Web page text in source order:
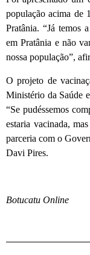
população acima de
Pratânia. “Já temos
em Pratânia e não
nossa população”,
O projeto de
Ministério da Saúde
“Se pudéssemos
estaria vacinada,
parceria com o
Davi Pires.
Botucatu Online